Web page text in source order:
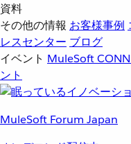
資料
その他の情報 お客様事例
レスセンター ブログ
イベント MuleSoft
ント
MuleSoft Forum Japan